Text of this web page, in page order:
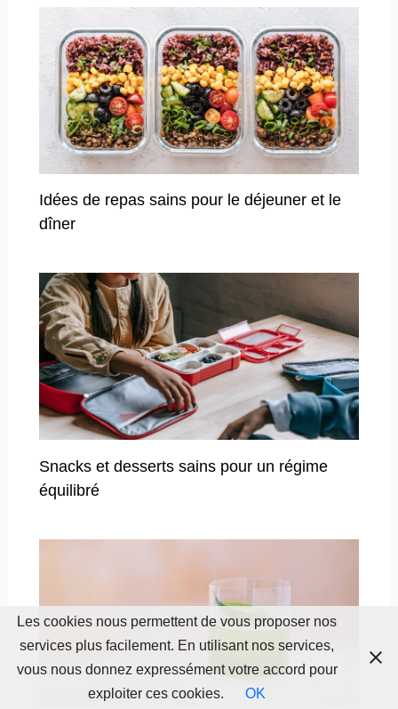
Idées de repas sains pour le déjeuner et le
dîner
Snacks et desserts sains pour un régime
équilibré
Les cookies nous permettent de vous proposer nos
services plus facilement. En utilisant nos services,
vous nous donnez expressément votre accord pour
exploiter ces cookies.
OK